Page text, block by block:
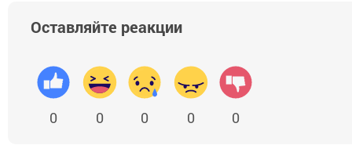
Оставляйте реакции
0 0 0 0 0